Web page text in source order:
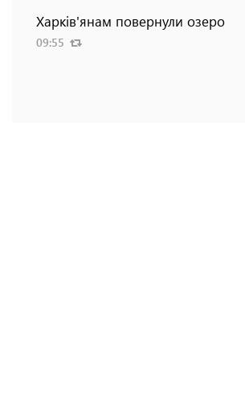
Харків'янам повернули озеро
09:55